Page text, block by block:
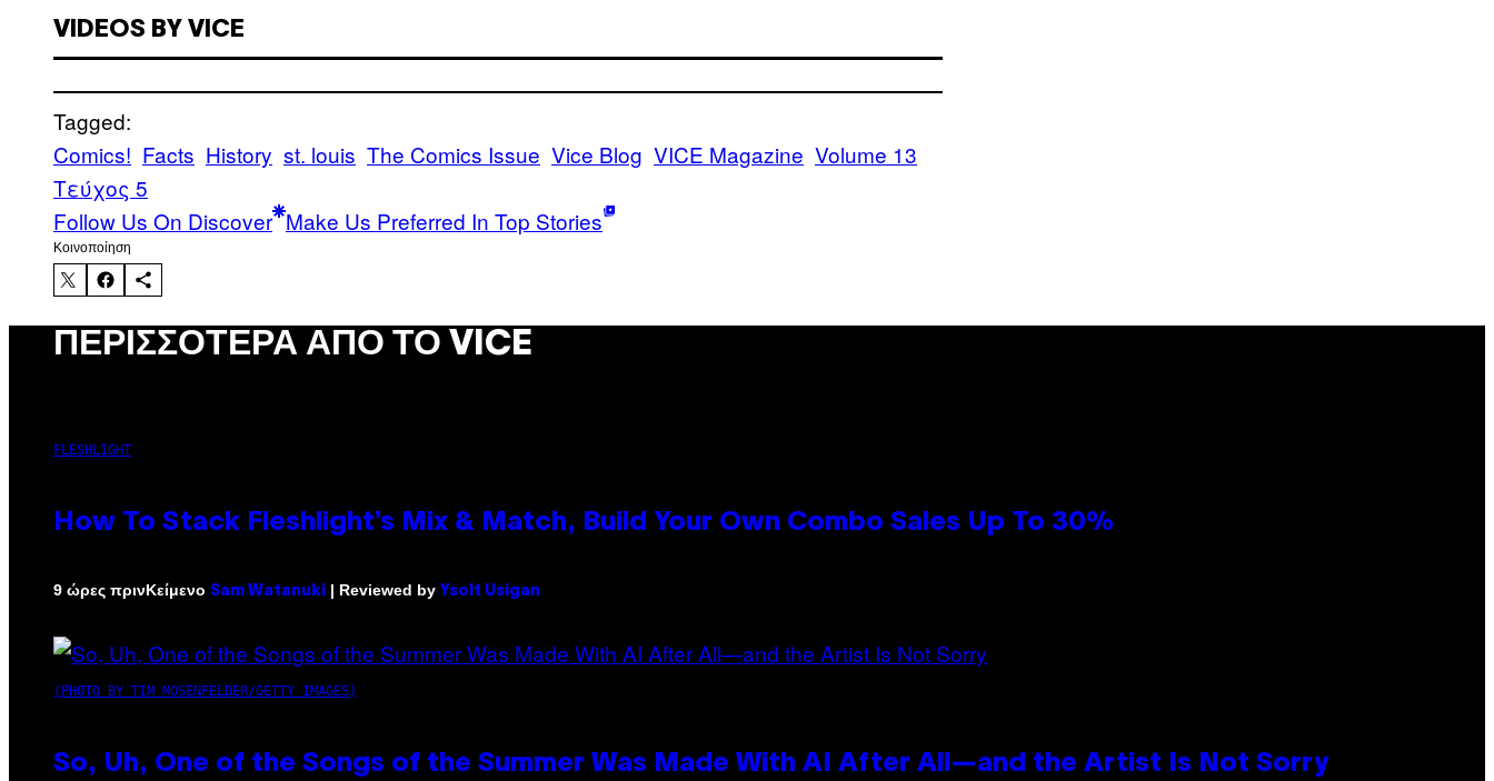
VIDEOS BY VICE
Tagged:
Comics! Facts History st. louis The Comics Issue Vice Blog VICE Magazine Volume 13
Τεύχος 5
Follow Us On Discover Make Us Preferred In Top Stories
Kοινοποίηση
ΠΕΡΙΣΣΌΤΕΡΑ ΑΠΌ ΤΟ VICE
FLESHLIGHT
How To Stack Fleshlight’s Mix & Match, Build Your Own Combo Sales Up To 30%
9 ώρες πρινΚείμενο Sam Watanuki | Reviewed by Ysolt Usigan
(PHOTO BY TIM MOSENFELDER/GETTY IMAGES)
So, Uh, One of the Songs of the Summer Was Made With AI After All—and the Artist Is Not Sorry